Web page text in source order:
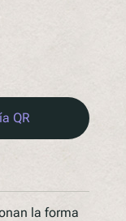
QR
la forma